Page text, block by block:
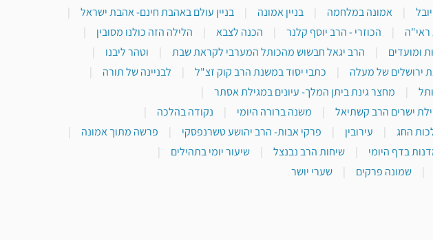
| אמונה במלחמה | בניין אמונה | בניין עולם באהבת חינם- אהבת ישראל
|
| הכוזרי - הרב יוסף קלנר | הכנה לצבא | הלילה הזה כולנו מסובין
|
ומועדים | הרב יגאל חבשוש מהכותל המערבי לקראת שבת | וטהר ליבנו
|
ירושלים של מעלה | כתבי יסוד במשנת הרב קוק זצ"ל | לבניינה של תורה
|
| מחצר גינת ביתן המלך- עיונים במגילת אסתר
|
ישרים הרב קשתיאל | משנה ברורה היומי | נקודה בהלכה
|
החג | עירובין | פרקי אבות- הרב יהושע טשרנפסקי | פרשה מתוך אמונה
|
בדף היומי | שיחות הרב נבנצל | שיעור יומי בתהילים
|
| שמונה פרקים | שערי יושר